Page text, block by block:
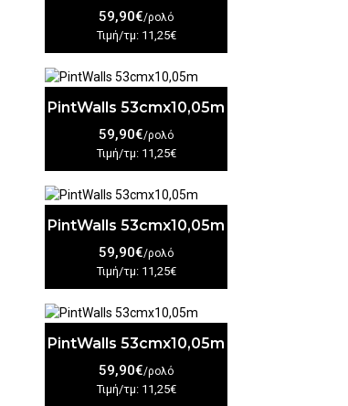
59,90€/ρολό
Τιμή/τμ: 11,25€
PintWalls 53cmx10,05m
59,90€/ρολό
Τιμή/τμ: 11,25€
PintWalls 53cmx10,05m
59,90€/ρολό
Τιμή/τμ: 11,25€
PintWalls 53cmx10,05m
59,90€/ρολό
Τιμή/τμ: 11,25€